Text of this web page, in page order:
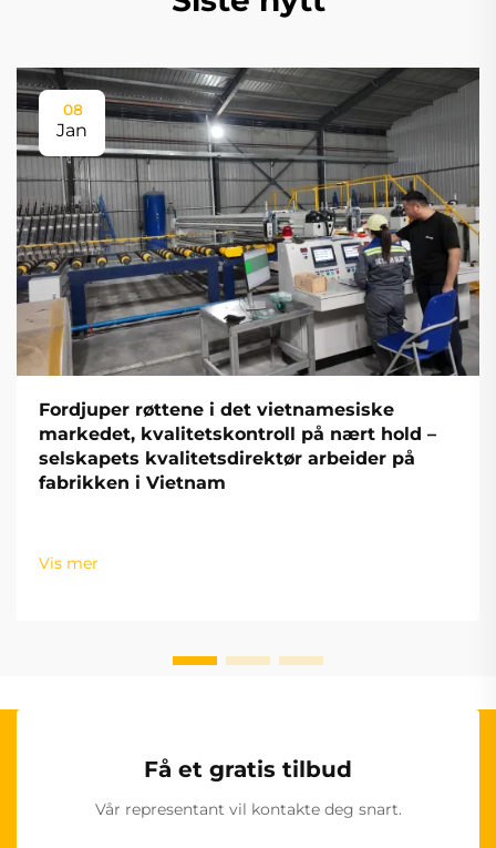
08
Jan
Fordjuper røttene i det vietnamesiske
markedet, kvalitetskontroll på nært hold –
selskapets kvalitetsdirektør arbeider på
fabrikken i Vietnam
Vis mer
Få et gratis tilbud
Vår representant vil kontakte deg snart.